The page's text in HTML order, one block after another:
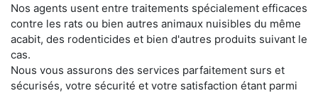
Nos agents usent entre traitements spécialement efficaces
contre les rats ou bien autres animaux nuisibles du même
acabit, des rodenticides et bien d'autres produits suivant le
cas.
Nous vous assurons des services parfaitement surs et
sécurisés, votre sécurité et votre satisfaction étant parmi